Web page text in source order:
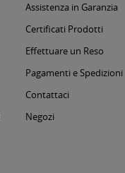
Assistenza in Garanzia
Certificati Prodotti
Effettuare un Reso
Pagamenti e Spedizioni
Contattaci
Negozi